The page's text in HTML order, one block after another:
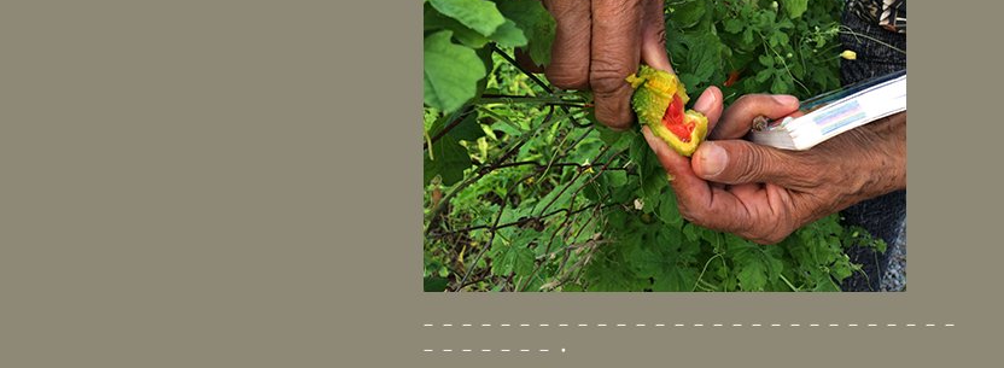
— — — — — — — — — — — — — — — — — — — — — — — — — — — —
— — — — — — — •